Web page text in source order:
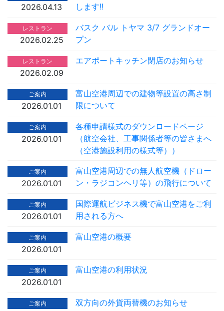
2026.04.13
します!!
レストラン
2026.02.25
バスク バル トヤマ 3/7 グランドオー
プン
レストラン
2026.02.09
エアポートキッチン閉店のお知らせ
ご案内
2026.01.01
富山空港周辺での建物等設置の高さ制
限について
ご案内
2026.01.01
各種申請様式のダウンロードページ
（航空会社、工事関係者等の皆さまへ
（空港施設利用の様式等））
ご案内
2026.01.01
富山空港周辺での無人航空機（ドロー
ン・ラジコンヘリ等）の飛行について
ご案内
2026.01.01
国際運航ビジネス機で富山空港をご利
用される方へ
ご案内
2026.01.01
富山空港の概要
ご案内
2026.01.01
富山空港の利用状況
ご案内 双方向の外貨両替機のお知らせ